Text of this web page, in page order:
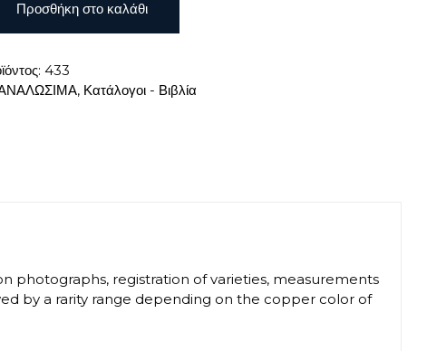
Προσθήκη στο καλάθι
433
, Κατάλογοι - Βιβλία
photographs, registration of varieties, measurements
by a rarity range depending on the copper color of